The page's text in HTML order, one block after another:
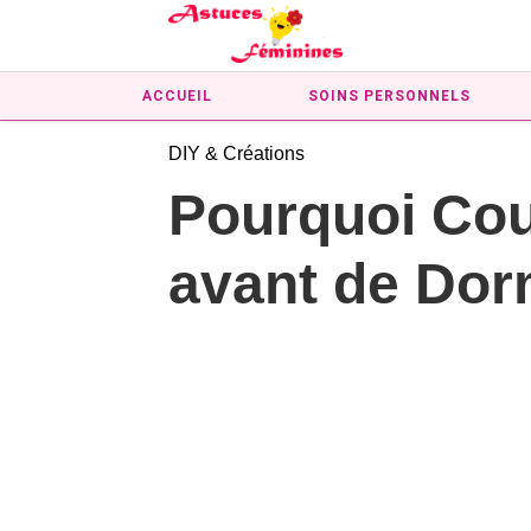
ACCUEIL SOINS PERSONNELS
DIY & Créations
Pourquoi
avant de